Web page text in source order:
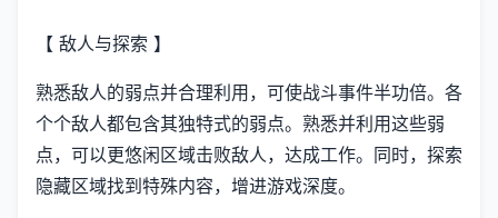
【 敌人与探索 】
熟悉敌人的弱点并合理利用，可使战斗事件半功倍。各
个个敌人都包含其独特式的弱点。熟悉并利用这些弱
点，可以更悠闲区域击败敌人，达成工作。同时，探索
隐藏区域找到特殊内容，增进游戏深度。